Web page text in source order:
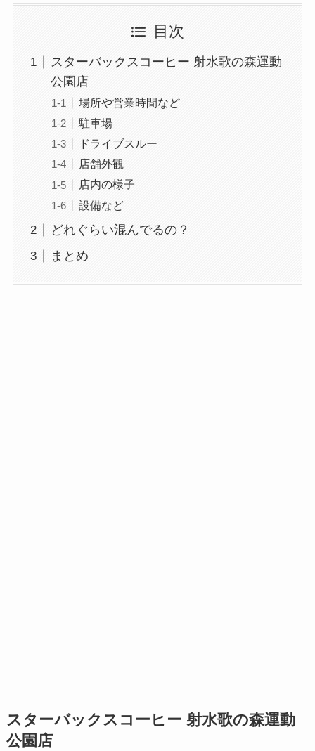
目次
スターバックスコーヒー 射水歌の森運動
公園店
場所や営業時間など
駐車場
ドライブスルー
店舗外観
店内の様子
設備など
どれぐらい混んでるの？
まとめ
スターバックスコーヒー 射水歌の森運動
公園店